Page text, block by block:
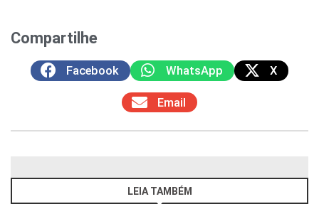
Compartilhe
Facebook WhatsApp X
Email
LEIA TAMBÉM